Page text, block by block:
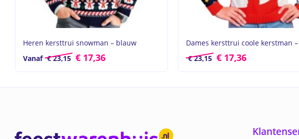
Heren kersttrui snowman – blauw
Vanaf €23,15 € 17,36
Dames kersttrui coole kerstman
€23,15 € 17,36